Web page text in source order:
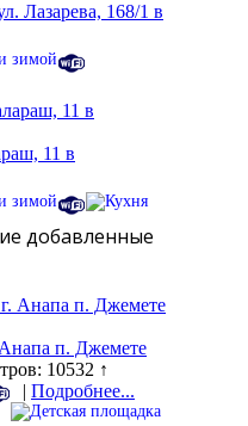
Лазарева, 168/1 в
11 в
добавленные
п. Джемете
10532 ↑
| Подробнее...